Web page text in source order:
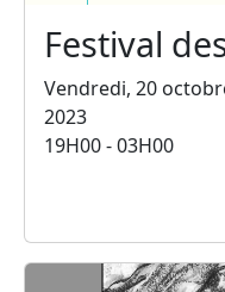
Festival
Vendredi, 20
2023
19H00 - 03H00